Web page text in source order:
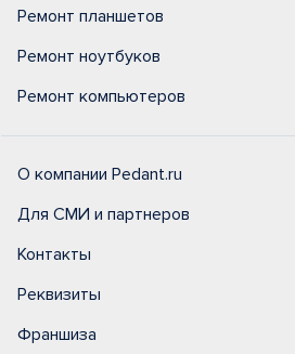
Ремонт планшетов
Ремонт ноутбуков
Ремонт компьютеров
О компании Pedant.ru
Для СМИ и партнеров
Контакты
Реквизиты
Франшиза